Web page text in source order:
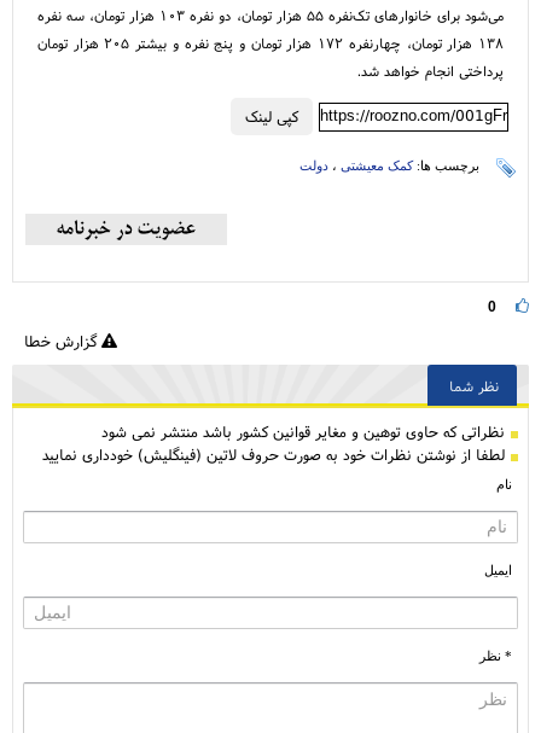
می‌شود برای خانوار‌های تک‌نفره ۵۵ هزار تومان، دو نفره ۱۰۳ هزار تومان، سه نفره
۱۳۸ هزار تومان، چهارنفره ۱۷۲ هزار تومان و پنج نفره و بیشتر ۲۰۵ هزار تومان
پرداختی انجام خواهد شد.
کپی لینک https://roozno.com/001gFr
برچسب ها:کمک معیشتی ، دولت
0
گزارش خطا
نظر شما
نظراتی كه حاوی توهین و مغایر قوانین کشور باشد منتشر نمی شود
لطفا از نوشتن نظرات خود به صورت حروف لاتین (فینگلیش) خودداری نمایید
نام
ایمیل
* نظر